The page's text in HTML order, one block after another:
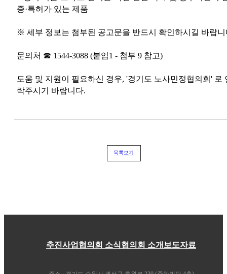
증·특허가 있는 제품
※ 세부 정보는 첨부된 공고문을 반드시 확인하시길 바랍니
문의처 ☎ 1544-3088 (붙임1 - 첨부 9 참고)
도움 및 지원이 필요하신 경우, '경기도 노사민정협의회' 로
락주시기 바랍니다.
목록보기
추진사업 협의회 소식협의회 소개 보도자료